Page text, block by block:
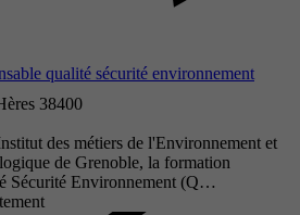
qualité sécurité environnement
38400
des métiers de l'Environnement et
de Grenoble, la formation
Sécurité Environnement (Q…